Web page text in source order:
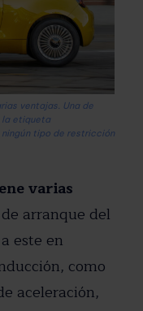
ventajas. Una de
la etiqueta
tipo de restricción
varias
arranque del
este en
como
aceleración,